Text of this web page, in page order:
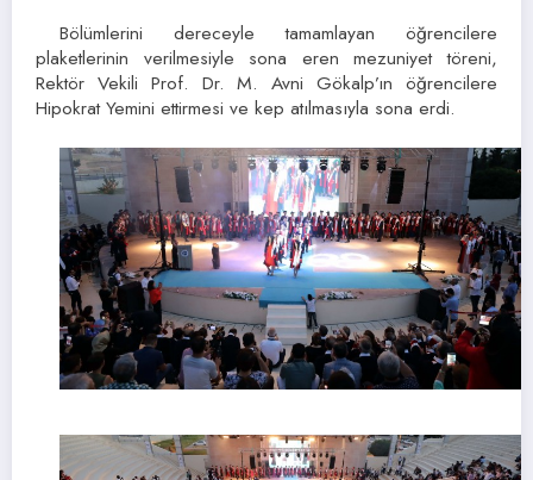
Bölümlerini dereceyle tamamlayan öğrencilere
plaketlerinin verilmesiyle sona eren mezuniyet töreni,
Rektör Vekili Prof. Dr. M. Avni Gökalp’ın öğrencilere
Hipokrat Yemini ettirmesi ve kep atılmasıyla sona erdi.